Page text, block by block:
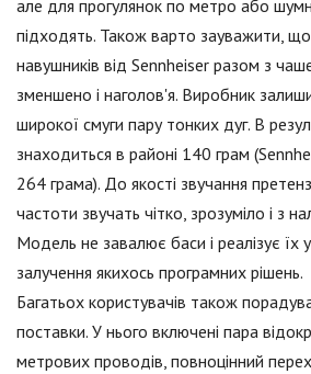
але для прогулянок по метро або
підходять. Також варто зауважити,
навушників від Sennheiser разом з
зменшено і наголов'я. Виробник
широкої смуги пару тонких дуг. В
знаходиться в районі 140 грам
264 грама). До якості звучання
частоти звучать чітко, зрозуміло і з
Модель не завалює баси і реалізує їх
залучення якихось програмних рішень.
Багатьох користувачів також
поставки. У нього включені пара
метрових проводів, повноцінний